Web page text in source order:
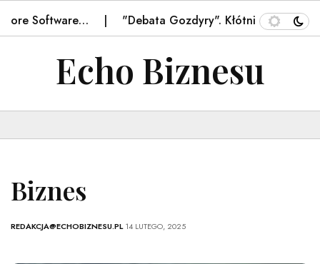
Software… "Debata Gozdyry". Kłótnia na antenie.
Echo Biznesu
Biznes
REDAKCJA@ECHOBIZNESU.PL14 LUTEGO, 2025